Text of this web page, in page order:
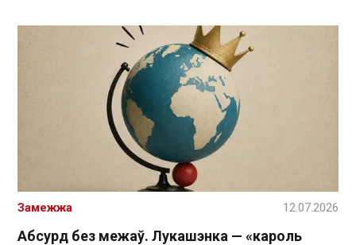
Абсурд без межаў. Лукашэнка — «кароль
Замежжа 12.07.2026